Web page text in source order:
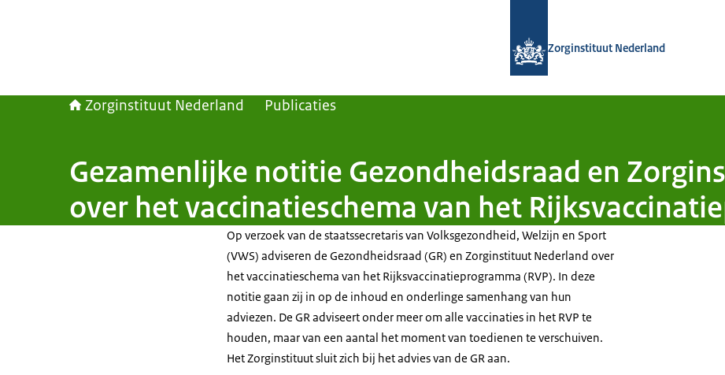
Zorginstituut Nederland
Zorginstituut Nederland Publicaties
Gezamenlijke notitie Gezondheidsraad en
over het vaccinatieschema van het
Op verzoek van de staatssecretaris van Volksgezondheid, Welzijn en Sport
(VWS) adviseren de Gezondheidsraad (GR) en Zorginstituut Nederland over
het vaccinatieschema van het Rijksvaccinatieprogramma (RVP). In deze
notitie gaan zij in op de inhoud en onderlinge samenhang van hun
adviezen. De GR adviseert onder meer om alle vaccinaties in het RVP te
houden, maar van een aantal het moment van toedienen te verschuiven.
Het Zorginstituut sluit zich bij het advies van de GR aan.